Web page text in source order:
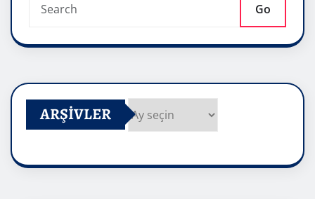
Go
ARŞIVLER